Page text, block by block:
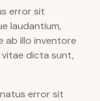
error sit
laudantium,
ab illo inventore
dicta sunt,
error sit